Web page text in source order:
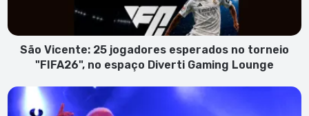
no
espaço
Lounge
São Vicente: 25 jogadores esperados no torneio
"FIFA26", no espaço Diverti Gaming Lounge
Morgadinho,